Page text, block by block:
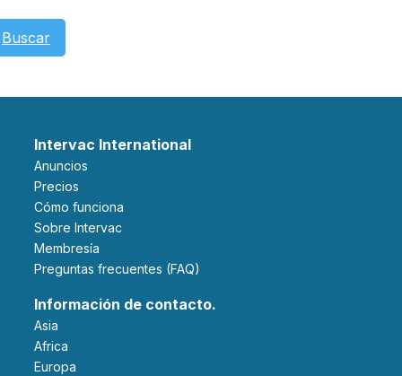
Buscar
Intervac International
Anuncios
Precios
Cómo funciona
Sobre Intervac
Membresía
Preguntas frecuentes (FAQ)
Información de contacto.
Asia
Africa
Europa